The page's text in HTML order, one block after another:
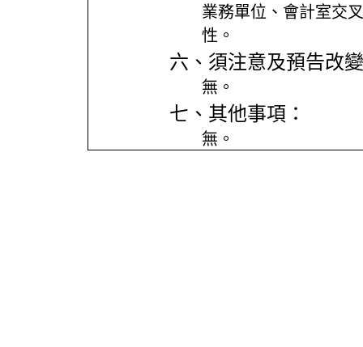
業務單位、會計室交
性。
六、須注意及預告改
無。
七、其他事項：
無。